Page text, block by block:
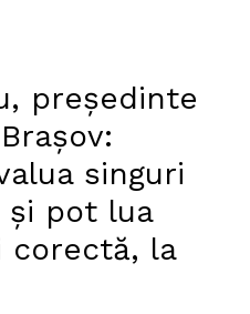
președinte
singuri
pot lua
corectă, la